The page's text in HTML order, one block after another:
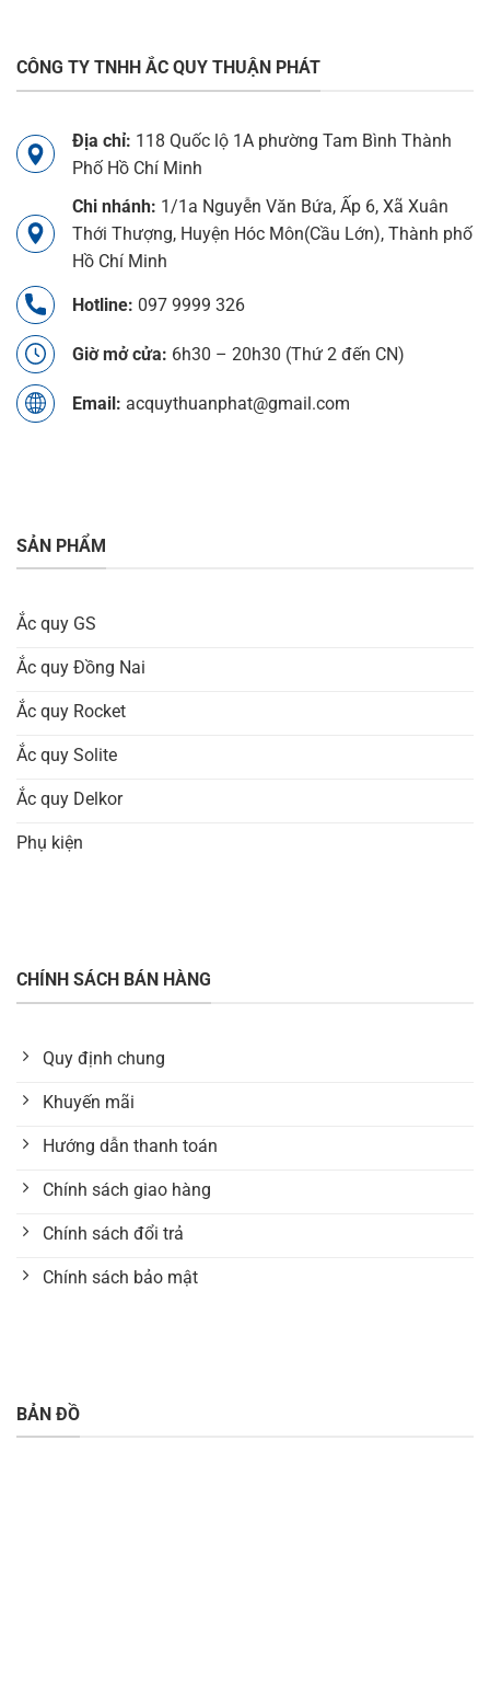
CÔNG TY TNHH ẮC QUY THUẬN PHÁT
Địa chỉ: 118 Quốc lộ 1A phường Tam Bình Thành
Phố Hồ Chí Minh
Chi nhánh: 1/1a Nguyễn Văn Bứa, Ấp 6, Xã Xuân
Thới Thượng, Huyện Hóc Môn(Cầu Lớn), Thành phố
Hồ Chí Minh
Hotline: 097 9999 326
Giờ mở cửa: 6h30 – 20h30 (Thứ 2 đến CN)
Email: acquythuanphat@gmail.com
SẢN PHẨM
Ắc quy GS
Ắc quy Đồng Nai
Ắc quy Rocket
Ắc quy Solite
Ắc quy Delkor
Phụ kiện
CHÍNH SÁCH BÁN HÀNG
Quy định chung
Khuyến mãi
Hướng dẫn thanh toán
Chính sách giao hàng
Chính sách đổi trả
Chính sách bảo mật
BẢN ĐỒ